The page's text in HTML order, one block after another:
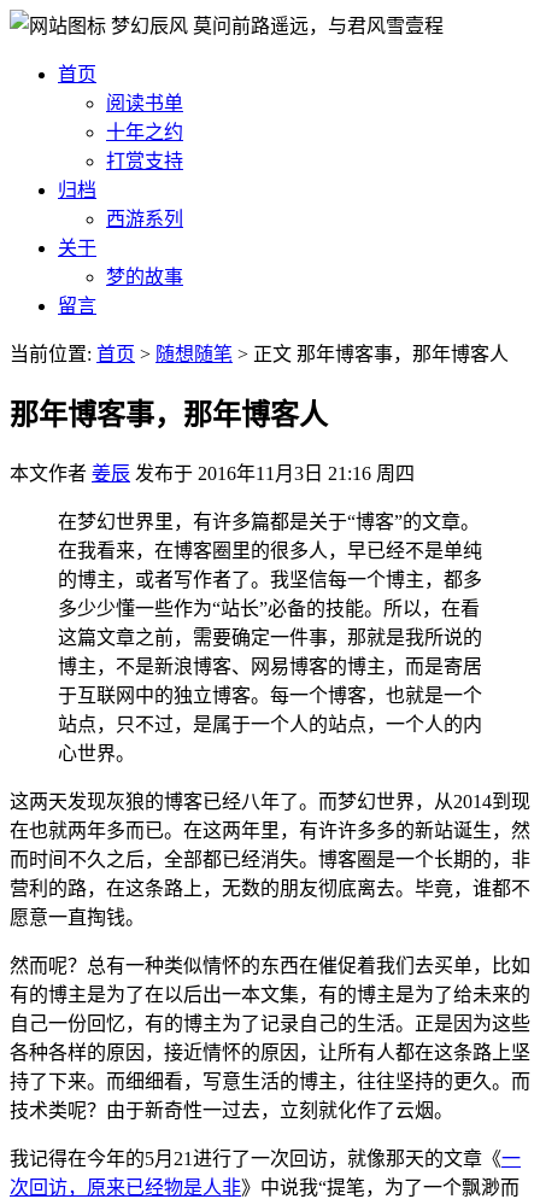
梦幻辰风 莫问前路遥远，与君风雪壹程
首页
阅读书单
十年之约
打赏支持
归档
西游系列
关于
梦的故事
留言
当前位置: 首页 > 随想随笔 > 正文 那年博客事，那年博客人
那年博客事，那年博客人
本文作者 姜辰 发布于 2016年11月3日 21:16 周四
在梦幻世界里，有许多篇都是关于“博客”的文章。
在我看来，在博客圈里的很多人，早已经不是单纯
的博主，或者写作者了。我坚信每一个博主，都多
多少少懂一些作为“站长”必备的技能。所以，在看
这篇文章之前，需要确定一件事，那就是我所说的
博主，不是新浪博客、网易博客的博主，而是寄居
于互联网中的独立博客。每一个博客，也就是一个
站点，只不过，是属于一个人的站点，一个人的内
心世界。
这两天发现灰狼的博客已经八年了。而梦幻世界，从2014到现
在也就两年多而已。在这两年里，有许许多多的新站诞生，然
而时间不久之后，全部都已经消失。博客圈是一个长期的，非
营利的路，在这条路上，无数的朋友彻底离去。毕竟，谁都不
愿意一直掏钱。
然而呢？总有一种类似情怀的东西在催促着我们去买单，比如
有的博主是为了在以后出一本文集，有的博主是为了给未来的
自己一份回忆，有的博主为了记录自己的生活。正是因为这些
各种各样的原因，接近情怀的原因，让所有人都在这条路上坚
持了下来。而细细看，写意生活的博主，往往坚持的更久。而
技术类呢？由于新奇性一过去，立刻就化作了云烟。
我记得在今年的5月21进行了一次回访，就像那天的文章《一
次回访，原来已经物是人非》中说我“提笔，为了一个飘渺而